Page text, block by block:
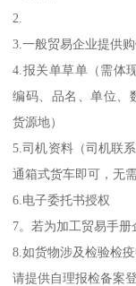
2.
3.一般贸易企业提供
4.报关单草单（需体
编码、品名、单位、
货源地）
5.司机资料（司机联
通箱式货车即可，无
6.电子委托书授权
7。若为加工贸易手册
8.如货物涉及检验检疫
请提供自理报检备案